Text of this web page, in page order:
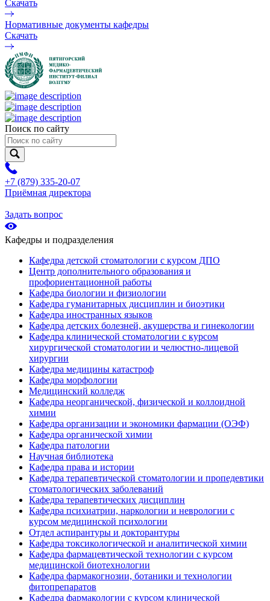
Скачать
Нормативные документы кафедры
Скачать
Поиск по сайту
+7 (879) 335-20-07
Приёмная директора
Задать вопрос
Кафедры и подразделения
Кафедра детской стоматологии с курсом ДПО
Центр дополнительного образования и
профориентационной работы
Кафедра биологии и физиологии
Кафедра гуманитарных дисциплин и биоэтики
Кафедра иностранных языков
Кафедра детских болезней, акушерства и гинекологии
Кафедра клинической стоматологии с курсом
хирургической стоматологии и челюстно-лицевой
хирургии
Кафедра медицины катастроф
Кафедра морфологии
Медицинский колледж
Кафедра неорганической, физической и коллоидной
химии
Кафедра организации и экономики фармации (ОЭФ)
Кафедра органической химии
Кафедра патологии
Научная библиотека
Кафедра права и истории
Кафедра терапевтической стоматологии и пропедевтики
стоматологических заболеваний
Кафедра терапевтических дисциплин
Кафедра психиатрии, наркологии и неврологии с
курсом медицинской психологии
Отдел аспирантуры и докторантуры
Кафедра токсикологической и аналитической химии
Кафедра фармацевтической технологии с курсом
медицинской биотехнологии
Кафедра фармакогнозии, ботаники и технологии
фитопрепаратов
Кафедра фармакологии с курсом клинической